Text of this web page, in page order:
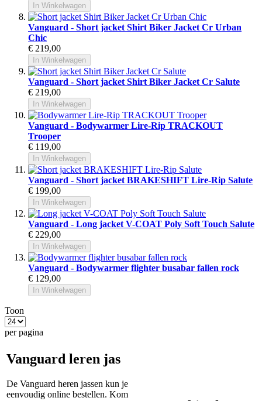
In Winkelwagen
Vanguard - Short jacket Shirt Biker Jacket Cr Urban
Chic
€ 219,00
In Winkelwagen
Vanguard - Short jacket Shirt Biker Jacket Cr Salute
€ 219,00
In Winkelwagen
Vanguard - Bodywarmer Lire-Rip TRACKOUT
Trooper
€ 119,00
In Winkelwagen
Vanguard - Short jacket BRAKESHIFT Lire-Rip Salute
€ 199,00
In Winkelwagen
Vanguard - Long jacket V-COAT Poly Soft Touch Salute
€ 229,00
In Winkelwagen
Vanguard - Bodywarmer flighter busabar fallen rock
€ 129,00
In Winkelwagen
Toon
per pagina
Vanguard leren jas
De Vanguard heren jassen kun je
eenvoudig online bestellen. Kom